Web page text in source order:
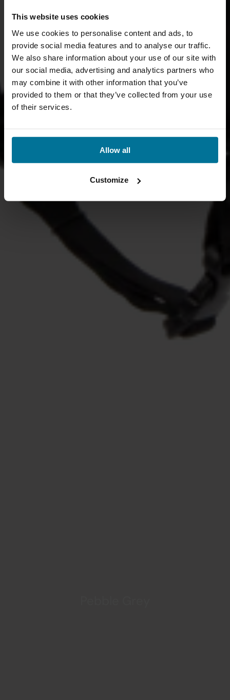
This website uses cookies
We use cookies to personalise content and ads, to
provide social media features and to analyse our traffic.
We also share information about your use of our site with
our social media, advertising and analytics partners who
may combine it with other information that you’ve
provided to them or that they’ve collected from your use
of their services.
Allow all
Customize